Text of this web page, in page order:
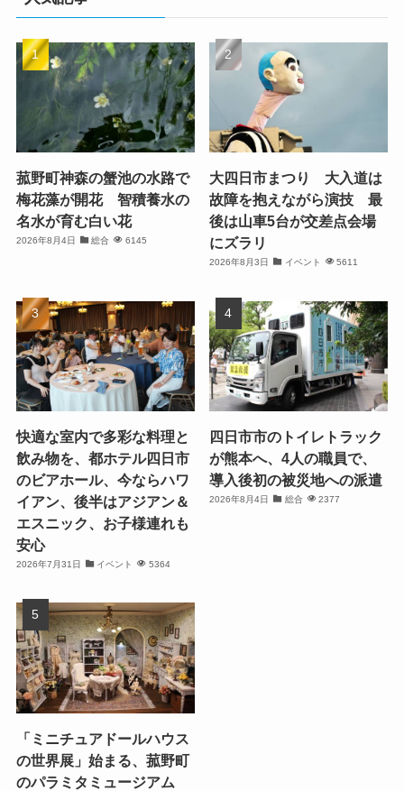
菰野町神森の蟹池の水路で
梅花藻が開花 智積養水の
名水が育む白い花
2026年8月4日 総合 6145
大四日市まつり 大入道は
故障を抱えながら演技 最
後は山車5台が交差点会場
にズラリ
2026年8月3日 イベント 5611
快適な室内で多彩な料理と
飲み物を、都ホテル四日市
のビアホール、今ならハワ
イアン、後半はアジアン＆
エスニック、お子様連れも
安心
2026年7月31日 イベント 5364
四日市市のトイレトラック
が熊本へ、4人の職員で、
導入後初の被災地への派遣
2026年8月4日 総合 2377
「ミニチュアドールハウス
の世界展」始まる、菰野町
のパラミタミュージアム